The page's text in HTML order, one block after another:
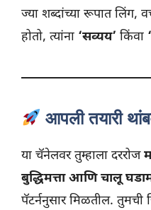
ज्या शब्दांच्या रूपात लिंग,
होतो, त्यांना ‘सव्यय’ किंवा
आपली तयारी
या चॅनेलवर तुम्हाला दररोज
बुद्धिमत्ता आणि चालू
पॅटर्ननुसार मिळतील.